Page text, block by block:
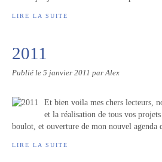
LIRE LA SUITE
2011
Publié le 5 janvier 2011 par Alex
Et bien voila mes chers lecteurs,
et la réalisation de tous vos
boulot, et ouverture de mon nouvel agenda
LIRE LA SUITE